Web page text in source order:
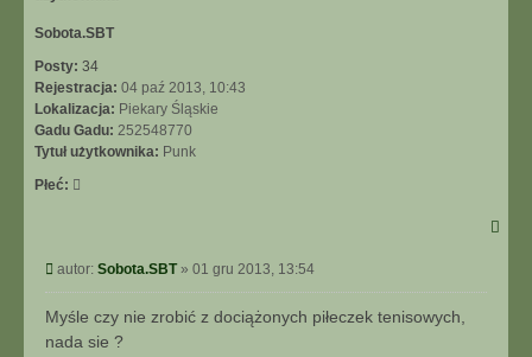
Sobota.SBT
Posty: 34
Rejestracja: 04 paź 2013, 10:43
Lokalizacja: Piekary Śląskie
Gadu Gadu: 252548770
Tytuł użytkownika: Punk
Płeć:
Post
autor: Sobota.SBT» 01 gru 2013, 13:54
Myśle czy nie zrobić z dociążonych piłeczek tenisowych,
nada sie ?